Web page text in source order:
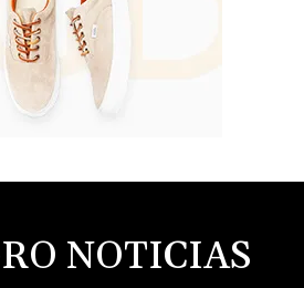
NOTICIAS